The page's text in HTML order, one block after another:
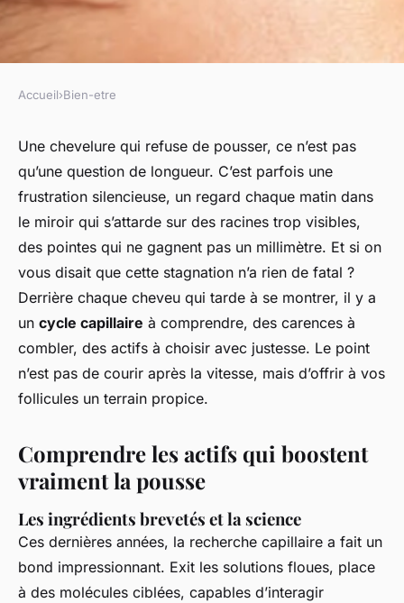
Les meilleurs produits pour
favoriser la pousse des
cheveux
Castiel•04/06/2026 10:09•9 min de lecture
Accueil›Bien-etre
Une chevelure qui refuse de pousser, ce n’est pas
qu’une question de longueur. C’est parfois une
frustration silencieuse, un regard chaque matin dans
le miroir qui s’attarde sur des racines trop visibles,
des pointes qui ne gagnent pas un millimètre. Et si on
vous disait que cette stagnation n’a rien de fatal ?
Derrière chaque cheveu qui tarde à se montrer, il y a
un cycle capillaire à comprendre, des carences à
combler, des actifs à choisir avec justesse. Le point
n’est pas de courir après la vitesse, mais d’offrir à vos
follicules un terrain propice.
Comprendre les actifs qui boostent
vraiment la pousse
Les ingrédients brevetés et la science
Ces dernières années, la recherche capillaire a fait un
bond impressionnant. Exit les solutions floues, place
à des molécules ciblées, capables d’interagir